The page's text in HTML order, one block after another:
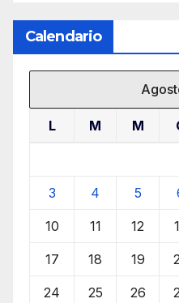
Calendario
L M M
3 4 5
10 11 12
17 18 19
24 25 26